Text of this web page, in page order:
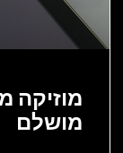
מוזיקה
מושלם